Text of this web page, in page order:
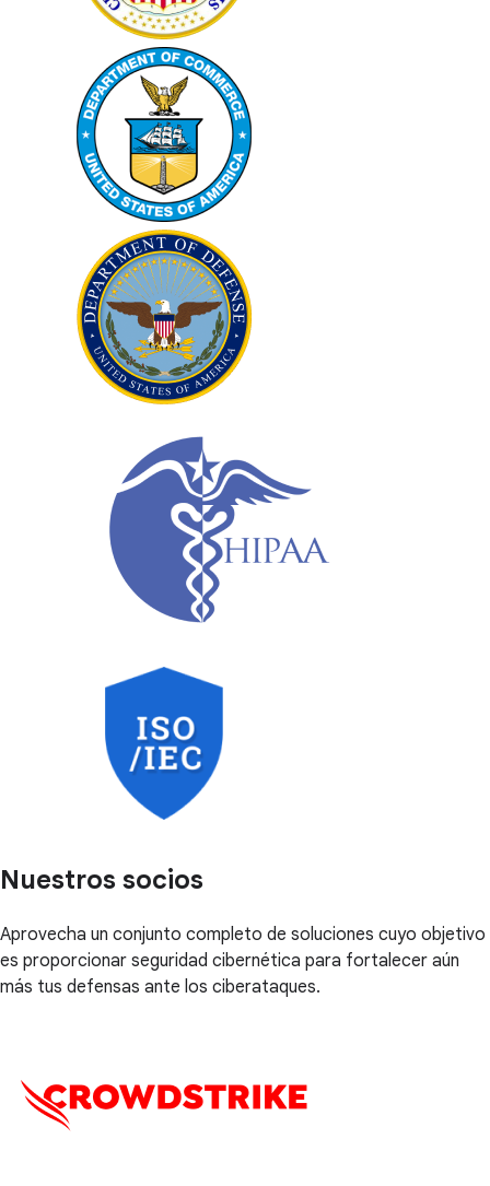
Nuestros socios
Aprovecha un conjunto completo de soluciones cuyo objetivo
es proporcionar seguridad cibernética para fortalecer aún
más tus defensas ante los ciberataques.